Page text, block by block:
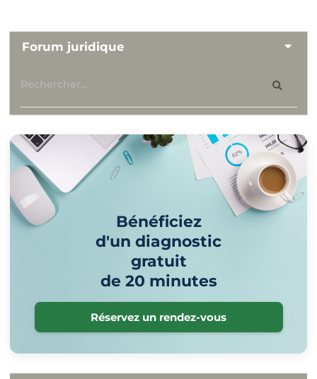
Forum juridique
Bénéficiez
d'un diagnostic
gratuit
de 20 minutes
Réservez un rendez-vous